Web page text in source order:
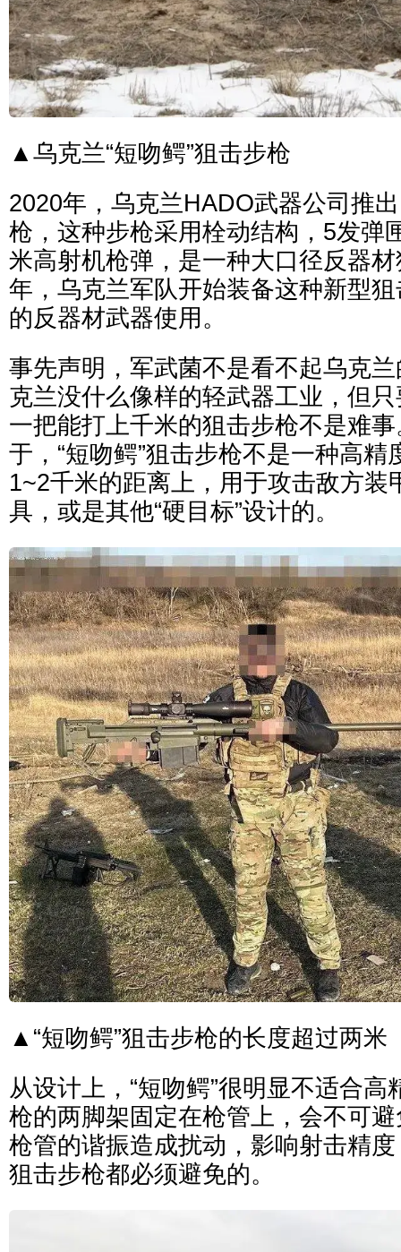
▲乌克兰“短吻鳄”狙击步枪
2020年，乌克兰HADO武器公司推
枪，这种步枪采用栓动结构，5发弹
米高射机枪弹，是一种大口径反器
年，乌克兰军队开始装备这种新型
的反器材武器使用。
事先声明，军武菌不是看不起乌克
克兰没什么像样的轻武器工业，但
一把能打上千米的狙击步枪不是难
于，“短吻鳄”狙击步枪不是一种高
1~2千米的距离上，用于攻击敌方装
具，或是其他“硬目标”设计的。
▲“短吻鳄”狙击步枪的长度超过两米
从设计上，“短吻鳄”很明显不适合
枪的两脚架固定在枪管上，会不可
枪管的谐振造成扰动，影响射击精
狙击步枪都必须避免的。